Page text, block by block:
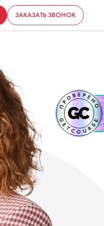
ЗАКАЗАТЬ ЗВОНОК